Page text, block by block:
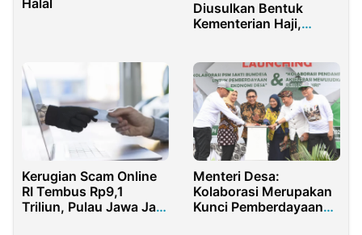
Diusulkan Bentuk
Kementerian Haji,
Kerugian Scam Online
RI Tembus Rp9,1
Triliun, Pulau Jawa Jadi
Menteri Desa:
Kolaborasi Merupakan
Kunci Pemberdayaan